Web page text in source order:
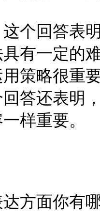
回答表明
有一定的
策略很重
答还表明
样重要。
面你有哪